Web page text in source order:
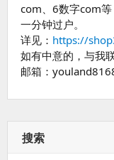
com、6数字com等
一分钟过户。
详见： https://
如有中意的，与我
邮箱：
搜索